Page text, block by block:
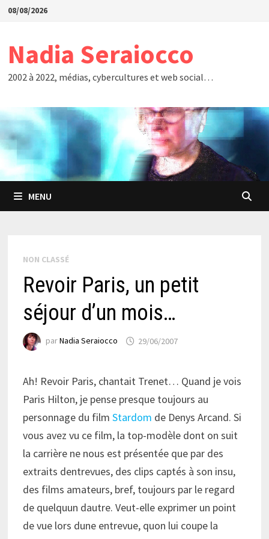
Passer
08/08/2026
Nadia Seraiocco
2002 à 2022, médias, cybercultures et web social…
MENU
NON CLASSÉ
Revoir Paris, un petit
séjour d’un mois…
parNadia Seraiocco 29/06/2007
Ah! Revoir Paris, chantait Trenet… Quand je vois
Paris Hilton, je pense presque toujours au
personnage du film Stardom de Denys Arcand. Si
vous avez vu ce film, la top-modèle dont on suit
la carrière ne nous est présentée que par des
extraits dentrevues, des clips captés à son insu,
des films amateurs, bref, toujours par le regard
de quelquun dautre. Veut-elle exprimer un point
de vue lors dune entrevue, quon lui coupe la